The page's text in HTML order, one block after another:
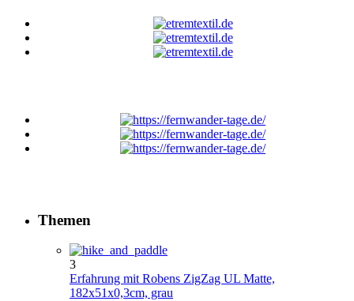
Themen
3
Erfahrung mit Robens ZigZag UL Matte,
182x51x0,3cm, grau